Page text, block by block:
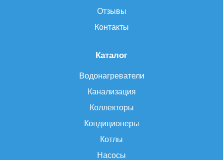
Каталог
Водонагреватели
Канализация
Коллекторы
Кондиционеры
Котлы
Насосы
Отзывы
Контакты